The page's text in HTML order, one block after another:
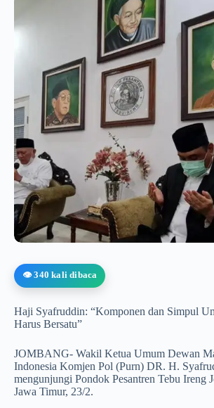
👁️ 340 kali dibaca
Haji Syafruddin: “Komponen dan Simpul
Harus Bersatu”
JOMBANG- Wakil Ketua Umum Dewan
Indonesia Komjen Pol (Purn) DR. H.
mengunjungi Pondok Pesantren Tebu Ireng
Jawa Timur, 23/2.